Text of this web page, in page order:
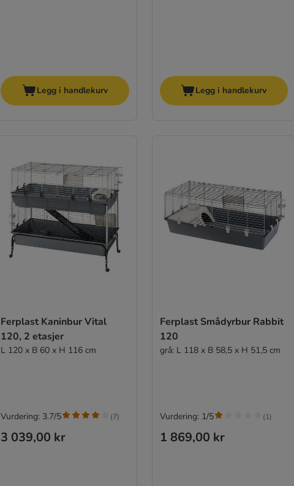
Legg i handlekurv Legg i handlekurv
Ferplast Kaninbur Vital
120, 2 etasjer
L 120 x B 60 x H 116 cm
3 039,00 kr
Vurdering: 3.7/5 (7)
Ferplast Smådyrbur Rabbit
120
grå: L 118 x B 58,5 x H 51,5 cm
1 869,00 kr
Vurdering: 1/5 (1)